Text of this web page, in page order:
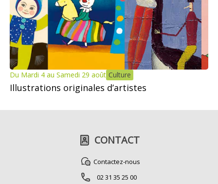
Du Mardi 4 au Samedi 29 août Culture
Illustrations originales d’artistes
CONTACT
Contactez-nous
02 31 35 25 00